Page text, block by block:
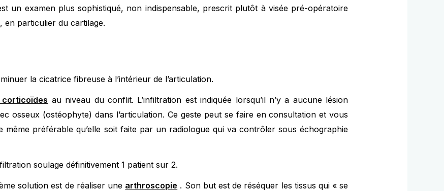
un examen plus sophistiqué, non indispensable, prescrit plutôt à visée pré-opératoire
en particulier du cartilage.
la cicatrice fibreuse à l’intérieur de l’articulation.
au niveau du conflit. L’infiltration est indiquée lorsqu’il n’y a aucune lésion
osseux (ostéophyte) dans l’articulation. Ce geste peut se faire en consultation et vous
préférable qu’elle soit faite par un radiologue qui va contrôler sous échographie
soulage définitivement 1 patient sur 2.
solution est de réaliser une arthroscopie . Son but est de réséquer les tissus qui « se